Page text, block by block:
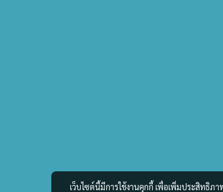
เว็บไซต์นี้มีการใช้งานคุกกี้ เพื่อเพิ่มประสิทธิภ